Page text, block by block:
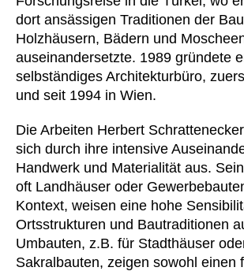
Hongkong(HK)
Indien
Indonesien(ID)
Iran(IR)
Irland(IE)
Israel
Italien(IT)
Japan(JP)
Jordanien(JO)
Kanada(CA)
Kasachstan (KZ)
Kenia(KE)
dort ansässigen Traditionen der
Holzhäusern, Bädern und
auseinandersetzte. 1989 gründete
selbständiges Architekturbüro,
und seit 1994 in Wien.
Die Arbeiten Herbert
sich durch ihre intensive
Handwerk und Materialität aus.
oft Landhäuser oder
Kontext, weisen eine hohe
Ortsstrukturen und Bautraditionen
Umbauten, z.B. für Stadthäuser
Sakralbauten, zeigen sowohl einen